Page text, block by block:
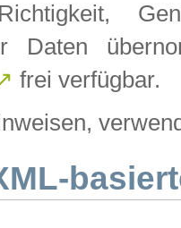
Daten
frei verfügbar.